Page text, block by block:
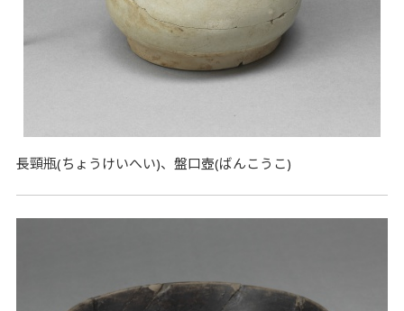
長頸瓶(ちょうけいへい)、盤口壺(ばんこうこ)